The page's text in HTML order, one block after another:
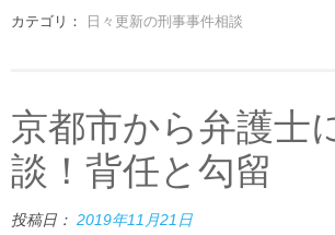
カテゴリ： 日々更新の刑事事件相談
京都市から弁護士
談！背任と勾留
投稿日： 2019年11月21日